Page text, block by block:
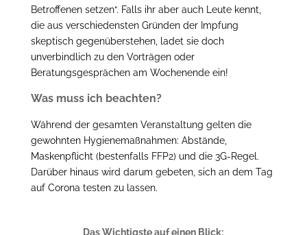
Betroffenen setzen“. Falls ihr aber auch Leute kennt,
die aus verschiedensten Gründen der Impfung
skeptisch gegenüberstehen, ladet sie doch
unverbindlich zu den Vorträgen oder
Beratungsgesprächen am Wochenende ein!
Was muss ich beachten?
Während der gesamten Veranstaltung gelten die
gewohnten Hygienemaßnahmen: Abstände,
Maskenpflicht (bestenfalls FFP2) und die 3G-Regel.
Darüber hinaus wird darum gebeten, sich an dem Tag
auf Corona testen zu lassen.
Das Wichtigste auf einen Blick: